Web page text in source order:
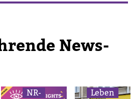
News-​
NR-​
Leben